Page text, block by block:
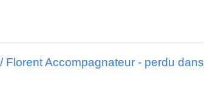
Florent Accompagnateur - perdu dans